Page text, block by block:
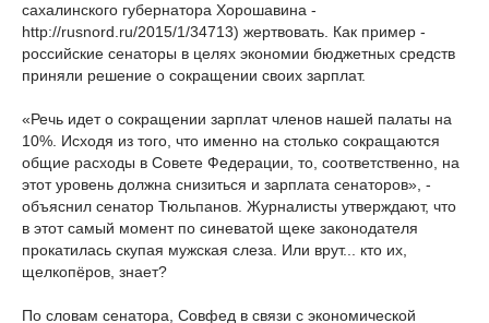
сахалинского губернатора Хорошавина -
http://rusnord.ru/2015/1/34713) жертвовать. Как пример -
российские сенаторы в целях экономии бюджетных средств
приняли решение о сокращении своих зарплат.
«Речь идет о сокращении зарплат членов нашей палаты на
10%. Исходя из того, что именно на столько сокращаются
общие расходы в Совете Федерации, то, соответственно, на
этот уровень должна снизиться и зарплата сенаторов», -
объяснил сенатор Тюльпанов. Журналисты утверждают, что
в этот самый момент по синеватой щеке законодателя
прокатилась скупая мужская слеза. Или врут... кто их,
щелкопёров, знает?
По словам сенатора, Совфед в связи с экономической